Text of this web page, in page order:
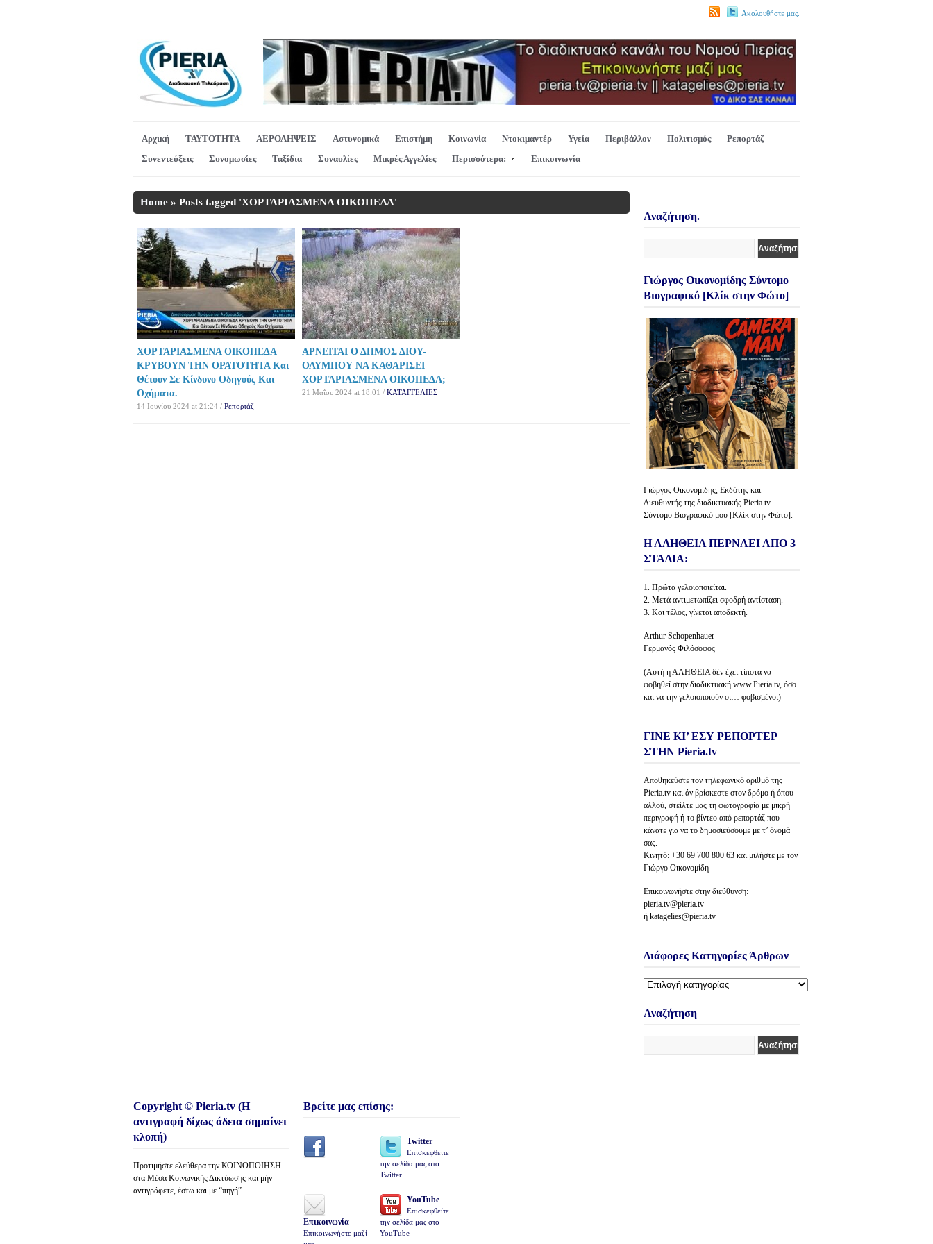
Ακολουθήστε μας.
Αρχική ΤΑΥΤΟΤΗΤΑ ΑΕΡΟΛΗΨΕΙΣ Αστυνομικά Επιστήμη Κοινωνία Ντοκιμαντέρ Υγεία Περιβάλλον Πολιτισμός
Ρεπορτάζ
Συνεντεύξεις
Συνομωσίες Ταξίδια Συναυλίες Μικρές Αγγελίες Περισσότερα: Επικοινωνία
Home » Posts tagged 'ΧΟΡΤΑΡΙΑΣΜΕΝΑ ΟΙΚΟΠΕΔΑ'
ΧΟΡΤΑΡΙΑΣΜΕΝΑ ΟΙΚΟΠΕΔΑ
ΚΡΥΒΟΥΝ ΤΗΝ ΟΡΑΤΟΤΗΤΑ Και
Θέτουν Σε Κίνδυνο Οδηγούς Και
Οχήματα.
14 Ιουνίου 2024 at 21:24 / Ρεπορτάζ
ΑΡΝΕΙΤΑΙ Ο ΔΗΜΟΣ ΔΙΟΥ-
ΟΛΥΜΠΟΥ ΝΑ ΚΑΘΑΡΙΣΕΙ
ΧΟΡΤΑΡΙΑΣΜΕΝΑ ΟΙΚΟΠΕΔΑ;
21 Μαΐου 2024 at 18:01 / ΚΑΤΑΓΓΕΛΙΕΣ
Αναζήτηση.
Γιώργος Οικονομίδης Σύντομο
Βιογραφικό [Κλίκ στην Φώτο]
Γιώργος Οικονομίδης, Εκδότης και
Διευθυντής της διαδικτυακής Pieria.tv
Σύντομο Βιογραφικό μου [Κλίκ στην Φώτο].
Η ΑΛΗΘΕΙΑ ΠΕΡΝΑΕΙ ΑΠΟ 3
ΣΤΑΔΙΑ:
1. Πρώτα γελοιοποιείται.
2. Μετά αντιμετωπίζει σφοδρή αντίσταση.
3. Και τέλος, γίνεται αποδεκτή.
Arthur Schopenhauer
Γερμανός Φιλόσοφος
(Αυτή η ΑΛΗΘΕΙΑ δέν έχει τίποτα να
φοβηθεί στην διαδικτυακή www.Pieria.tv, όσο
και να την γελοιοποιούν οι… φοβισμένοι)
ΓΙΝΕ ΚΙ’ ΕΣΥ ΡΕΠΟΡΤΕΡ
ΣΤΗΝ Pieria.tv
Αποθηκεύστε τον τηλεφωνικό αριθμό της
Pieria.tv και άν βρίσκεστε στον δρόμο ή όπου
αλλού, στείλτε μας τη φωτογραφία με μικρή
περιγραφή ή το βίντεο από ρεπορτάζ που
κάνατε για να το δημοσιεύσουμε με τ’ όνομά
σας.
Κινητό: +30 69 700 800 63 και μιλήστε με τον
Γιώργο Οικονομίδη
Επικοινωνήστε στην διεύθυνση:
pieria.tv@pieria.tv
ή katagelies@pieria.tv
Διάφορες Κατηγορίες Άρθρων
Διάφορες
Άρθρων
Αναζήτηση
Copyright © Pieria.tv (Η
αντιγραφή δίχως άδεια σημαίνει
κλοπή)
Προτιμήστε ελεύθερα την ΚΟΙΝΟΠΟΙΗΣΗ
στα Μέσα Κοινωνικής Δικτύωσης και μήν
αντιγράφετε, έστω και με “πηγή”.
Βρείτε μας επίσης:
Twitter
Επισκεφθείτε
την σελίδα μας στο
Twitter
Επικοινωνία
Επικοινωνήστε μαζί
YouTube
Επισκεφθείτε
την σελίδα μας στο
YouTube